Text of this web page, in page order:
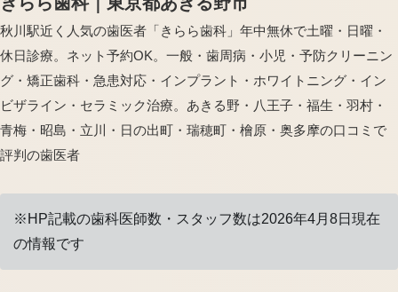
秋川駅近く人気の歯医者「きらら歯科」年中無休で土曜・日曜・
休日診療。ネット予約OK。一般・歯周病・小児・予防クリーニン
グ・矯正歯科・急患対応・インプラント・ホワイトニング・イン
ビザライン・セラミック治療。あきる野・八王子・福生・羽村・
青梅・昭島・立川・日の出町・瑞穂町・檜原・奥多摩の口コミで
評判の歯医者
※HP記載の歯科医師数・スタッフ数は2026年4月8日現在
の情報です